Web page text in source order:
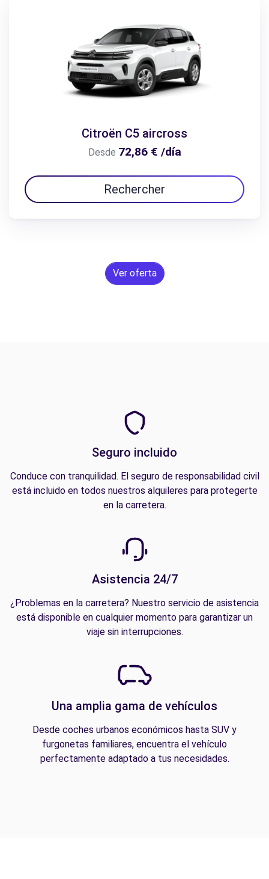
Citroën C5 aircross
Desde 72,86 € /día
Rechercher
Ver oferta
Seguro incluido
Conduce con tranquilidad. El seguro de responsabilidad civil
está incluido en todos nuestros alquileres para protegerte
en la carretera.
Asistencia 24/7
¿Problemas en la carretera? Nuestro servicio de asistencia
está disponible en cualquier momento para garantizar un
viaje sin interrupciones.
Una amplia gama de vehículos
Desde coches urbanos económicos hasta SUV y
furgonetas familiares, encuentra el vehículo
perfectamente adaptado a tus necesidades.